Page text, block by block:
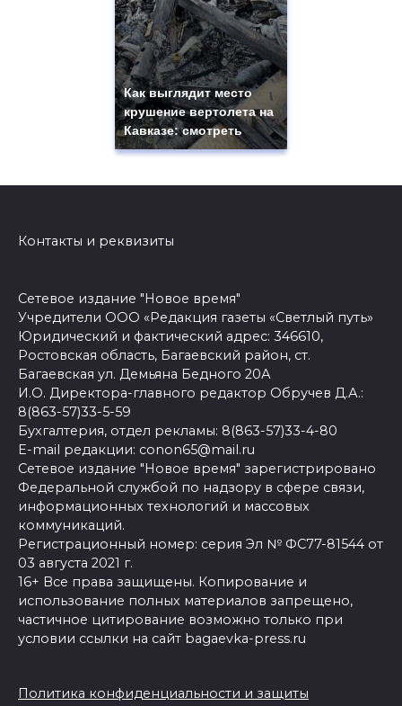
Как выглядит место
крушение вертолета на
Кавказе: смотреть
Контакты и реквизиты
Сетевое издание "Новое время"
Учредители ООО «Редакция газеты «Светлый путь»
Юридический и фактический адрес: 346610,
Ростовская область, Багаевский район, ст.
Багаевская ул. Демьяна Бедного 20А
И.О. Директора-главного редактор Обручев Д.А.:
8(863-57)33-5-59
Бухгалтерия, отдел рекламы: 8(863-57)33-4-80
E-mail редакции: conon65@mail.ru
Сетевое издание "Новое время" зарегистрировано
Федеральной службой по надзору в сфере связи,
информационных технологий и массовых
коммуникаций.
Регистрационный номер: серия Эл № ФС77-81544 от
03 августа 2021 г.
16+ Все права защищены. Копирование и
использование полных материалов запрещено,
частичное цитирование возможно только при
условии ссылки на сайт bagaevka-press.ru
Политика конфиденциальности и защиты